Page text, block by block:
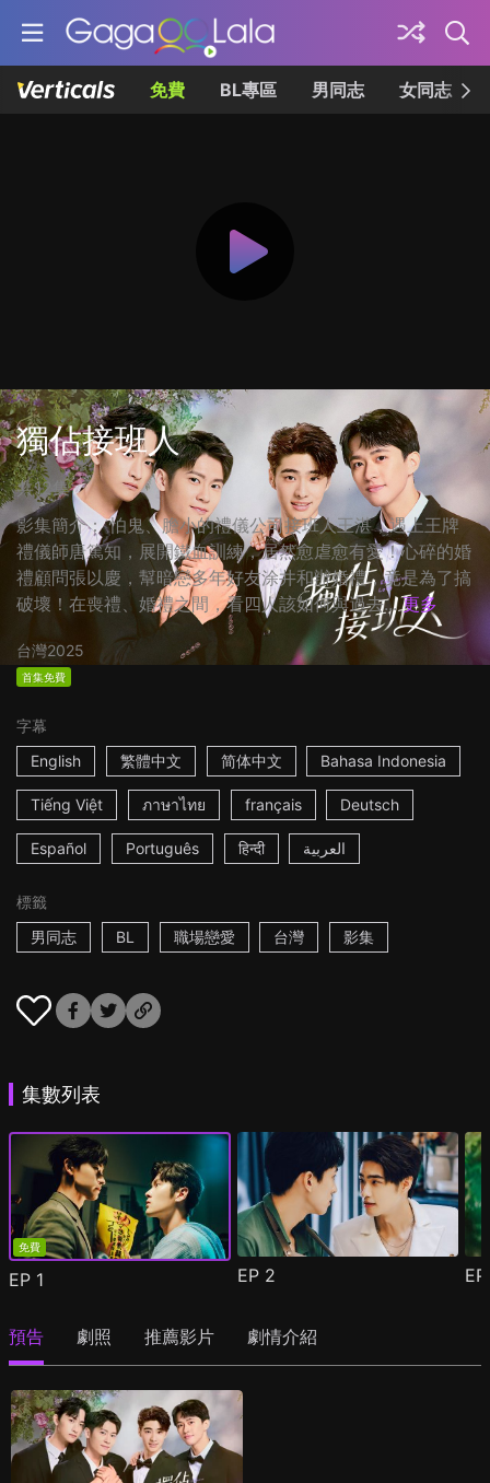
免費 BL專區 男同志 女同志
獨佔接班人
共12集
影集簡介： 怕鬼、膽小的禮儀公司接班人王湛，遇上王牌
禮儀師唐篤知，展開鐵血訓練，居然愈虐愈有愛！心碎的婚
禮顧問張以慶，幫暗戀多年好友涂井和辦婚禮，竟是為了搞
破壞！在喪禮、婚禮之間，看四人該如何與過去... 更多
台灣2025
首集免費
字幕
English
繁體中文 简体中文 Bahasa Indonesia
Tiếng Việt ภาษาไทย français Deutsch
Español Português हिन्दी العربية
標籤
男同志
BL 職場戀愛 台灣 影集
集數列表
免費
EP 1 EP 2
預告 劇照 推薦影片 劇情介紹